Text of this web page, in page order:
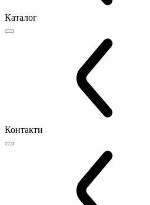
Каталог
Контакти